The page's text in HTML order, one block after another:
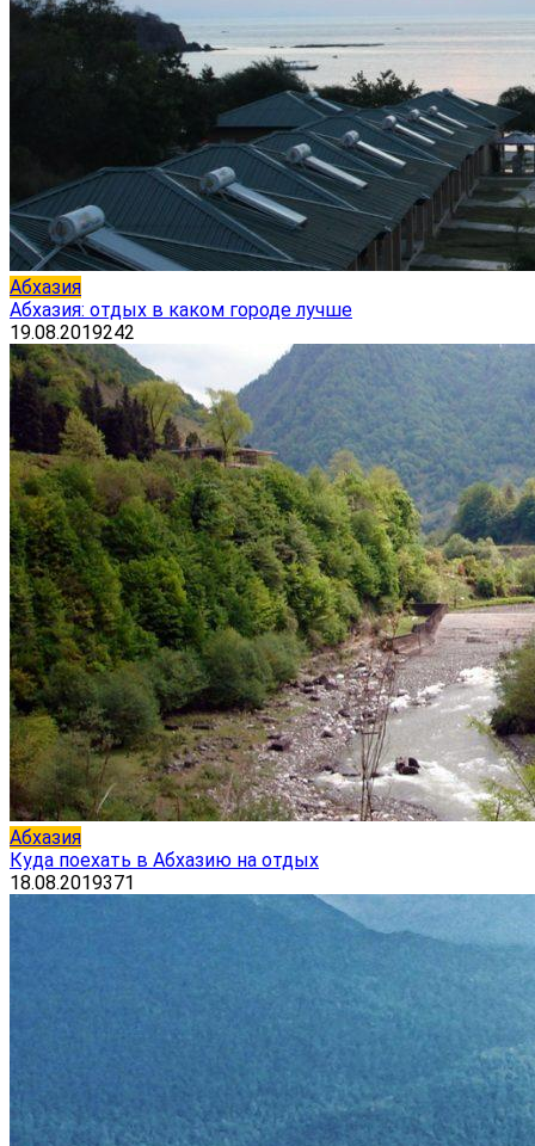
Абхазия
Абхазия: отдых в каком городе лучше
19.08.2019242
Абхазия
Куда поехать в Абхазию на отдых
18.08.2019371